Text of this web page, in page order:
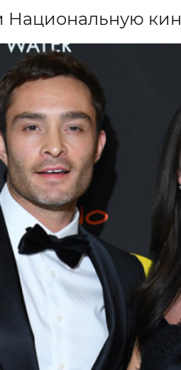
Национальную